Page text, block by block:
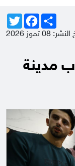
FacebookShare
08 تموز 2026
مدينة